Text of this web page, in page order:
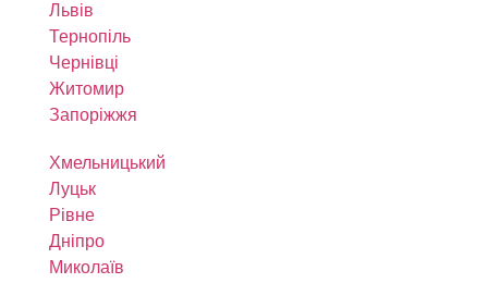
Львів
Тернопіль
Чернівці
Житомир
Запоріжжя
Хмельницький
Луцьк
Рівне
Дніпро
Миколаїв